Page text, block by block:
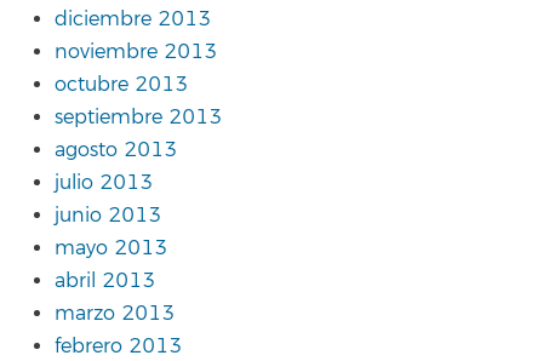
diciembre 2013
noviembre 2013
octubre 2013
septiembre 2013
agosto 2013
julio 2013
junio 2013
mayo 2013
abril 2013
marzo 2013
febrero 2013